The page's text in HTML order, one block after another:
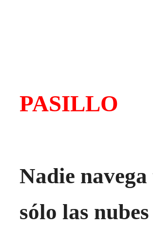
PASILLO
Nadie
sólo las